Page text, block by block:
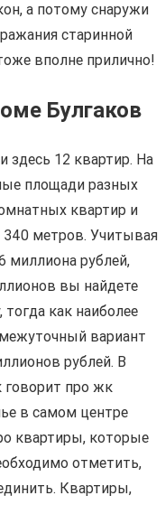
а потому снаружи
старинной
вполне прилично!
Булгаков
здесь 12 квартир. На
площади разных
квартир и
метров. Учитывая
миллиона рублей,
вы найдете
как наиболее
вариант
рублей. В
говорит про жк
в самом центре
квартиры, которые
отметить,
Квартиры,